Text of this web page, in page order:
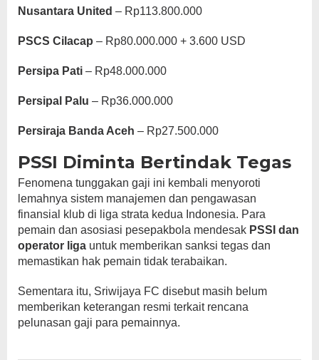
Nusantara United – Rp113.800.000
PSCS Cilacap – Rp80.000.000 + 3.600 USD
Persipa Pati – Rp48.000.000
Persipal Palu – Rp36.000.000
Persiraja Banda Aceh – Rp27.500.000
PSSI Diminta Bertindak Tegas
Fenomena tunggakan gaji ini kembali menyoroti
lemahnya sistem manajemen dan pengawasan
finansial klub di liga strata kedua Indonesia. Para
pemain dan asosiasi pesepakbola mendesak PSSI dan
operator liga untuk memberikan sanksi tegas dan
memastikan hak pemain tidak terabaikan.
Sementara itu, Sriwijaya FC disebut masih belum
memberikan keterangan resmi terkait rencana
pelunasan gaji para pemainnya.